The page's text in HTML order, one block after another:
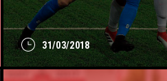
31/03/2018